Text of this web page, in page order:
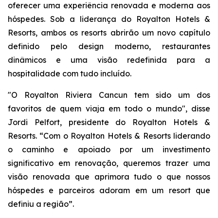
oferecer uma experiência renovada e moderna aos
hóspedes. Sob a liderança do Royalton Hotels &
Resorts, ambos os resorts abrirão um novo capítulo
definido pelo design moderno, restaurantes
dinâmicos e uma visão redefinida para a
hospitalidade com tudo incluído.
"O Royalton Riviera Cancun tem sido um dos
favoritos de quem viaja em todo o mundo", disse
Jordi Pelfort, presidente do Royalton Hotels &
Resorts. “Com o Royalton Hotels & Resorts liderando
o caminho e apoiado por um investimento
significativo em renovação, queremos trazer uma
visão renovada que aprimora tudo o que nossos
hóspedes e parceiros adoram em um resort que
definiu a região”.